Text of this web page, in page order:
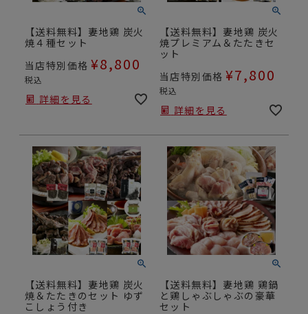
【送料無料】妻地鶏 炭火
焼４種セット
当店特別価格 ¥8,800
税込
詳細を見る
【送料無料】妻地鶏 炭火
焼プレミアム＆たたきセ
ット
当店特別価格 ¥7,800
税込
詳細を見る
【送料無料】妻地鶏 炭火
焼＆たたきのセット ゆず
こしょう付き
【送料無料】妻地鶏 鶏鍋
と鶏しゃぶしゃぶの豪華
セット